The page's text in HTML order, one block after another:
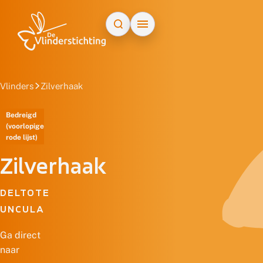
Vlinders Zilverhaak
Bedreigd
(voorlopige
rode lijst)
Zilverhaak
DELTOTE
UNCULA
Ga direct
naar